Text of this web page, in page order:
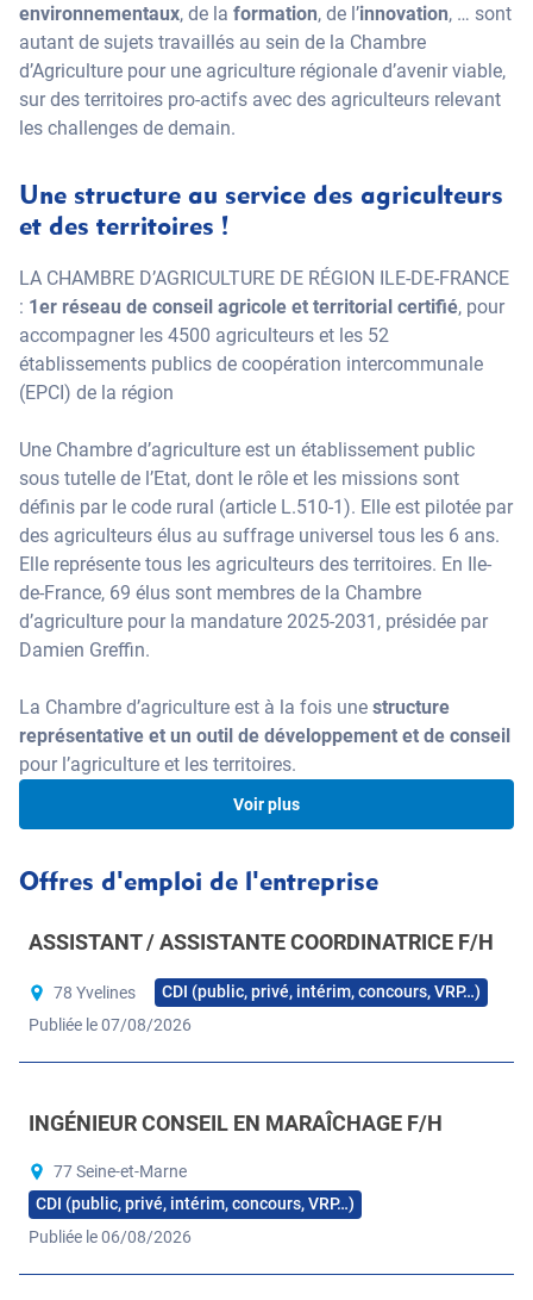
environnementaux, de la formation, de l’innovation, … sont
autant de sujets travaillés au sein de la Chambre
d’Agriculture pour une agriculture régionale d’avenir viable,
sur des territoires pro-actifs avec des agriculteurs relevant
les challenges de demain.
Une structure au service des agriculteurs
et des territoires !
LA CHAMBRE D’AGRICULTURE DE RÉGION ILE-DE-FRANCE
: 1er réseau de conseil agricole et territorial certifié, pour
accompagner les 4500 agriculteurs et les 52
établissements publics de coopération intercommunale
(EPCI) de la région
Une Chambre d’agriculture est un établissement public
sous tutelle de l’Etat, dont le rôle et les missions sont
définis par le code rural (article L.510-1). Elle est pilotée par
des agriculteurs élus au suffrage universel tous les 6 ans.
Elle représente tous les agriculteurs des territoires. En Ile-
de-France, 69 élus sont membres de la Chambre
d’agriculture pour la mandature 2025-2031, présidée par
Damien Greffin.
La Chambre d’agriculture est à la fois une structure
représentative et un outil de développement et de conseil
pour l’agriculture et les territoires.
Voir plus
Un outil au service de la profession
agricole et des territoires !
La chambre d’agriculture accompagne les agriculteurs et
les collectivités, à chaque étape des projets
130 candidats à l’installation accompagnés par an
de leur transmission par an
+ de 250 agriculteurs bio accompagnés chaque année
dans le cadre du PCTAB (Pôle de compétitivité
technique en agriculture biologique)
Offres d'emploi de l'entreprise
ASSISTANT / ASSISTANTE COORDINATRICE F/H
78 Yvelines
CDI (public, privé, intérim, concours, VRP…)
Publiée le 07/08/2026
INGÉNIEUR CONSEIL EN MARAÎCHAGE F/H
77 Seine-et-Marne
CDI (public, privé, intérim, concours, VRP…)
Publiée le 06/08/2026